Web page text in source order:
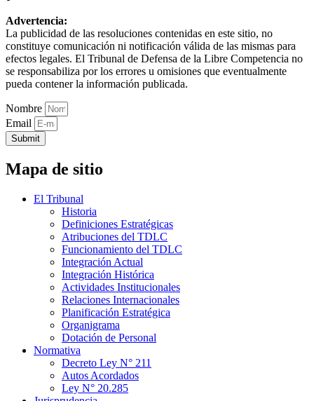
Advertencia:
La publicidad de las resoluciones contenidas en este sitio, no
constituye comunicación ni notificación válida de las mismas para
efectos legales. El Tribunal de Defensa de la Libre Competencia no
se responsabiliza por los errores u omisiones que eventualmente
pueda contener la información publicada.
Nombre
Email
Submit
Mapa de sitio
El Tribunal
Historia
Definiciones Estratégicas
Atribuciones del TDLC
Funcionamiento del TDLC
Integración Actual
Integración Histórica
Actividades Institucionales
Relaciones Internacionales
Planificación Estratégica
Organigrama
Dotación de Personal
Normativa
Decreto Ley N° 211
Autos Acordados
Ley N° 20.285